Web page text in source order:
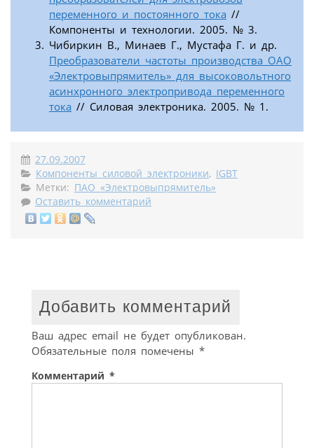
переменного и постоянного тока //
Компоненты и технологии. 2005. № 3.
Чибиркин В., Минаев Г., Мустафа Г. и др.
Преобразователи частоты производства ОАО
«Электровыпрямитель» для высоковольтного
асинхронного электропривода переменного
тока // Силовая электроника. 2005. № 1.
27.09.2007
Компоненты силовой электроники, IGBT
Метки: ПАО «Электровыпрямитель»
Оставить комментарий
Добавить комментарий
Ваш адрес email не будет опубликован.
Обязательные поля помечены *
Комментарий *